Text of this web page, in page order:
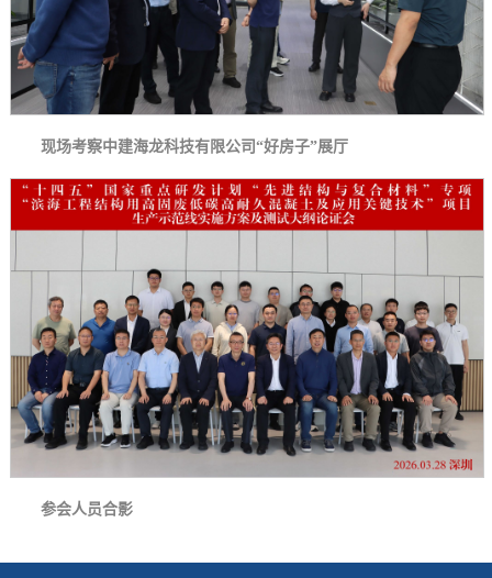
现场考察中建海龙科技有限公司“好房子”展厅
参会人员合影